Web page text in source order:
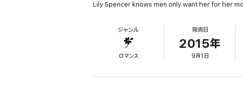
Lily Spencer knows men only want her for her
THE CLOVER PARK SERIES
BOOK 1: The Opposite of Wild
BOOK 2: Daisy Does It All
ジャンル
ロマンス
発売日
2015年
9月1日